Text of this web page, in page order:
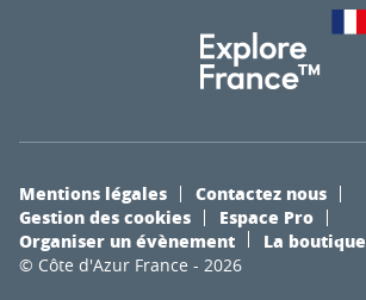
© Côte d'Azur France - 2026
Mentions légales
Contactez nous
Gestion des cookies
Espace Pro
Organiser un évènement
La boutique